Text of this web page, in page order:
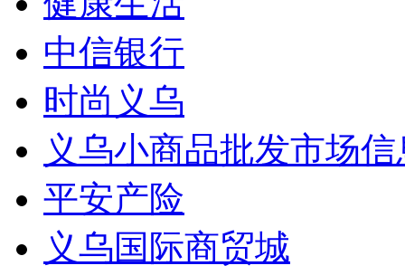
中信银行
时尚义乌
义乌小商品批发市场
平安产险
义乌国际商贸城